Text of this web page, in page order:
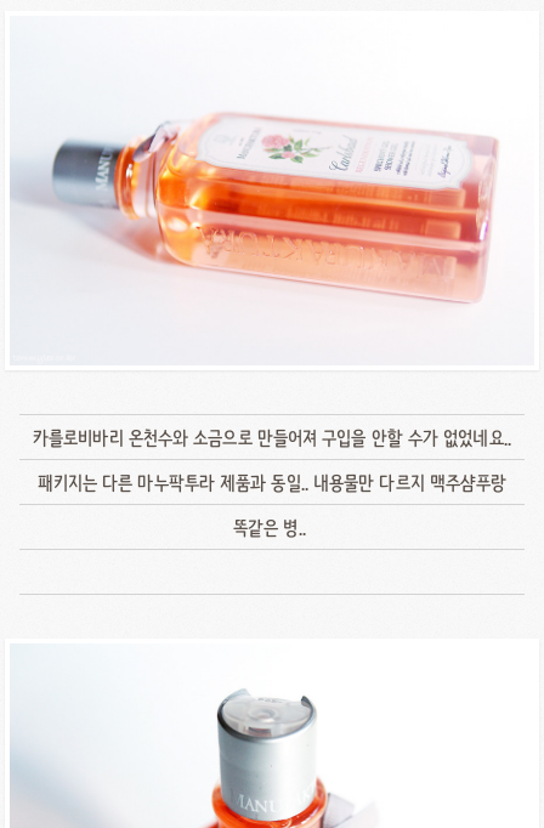
카를로비바리 온천수와 소금으로 만들어져 구입을 안할 수가 없었네요..
패키지는 다른 마누팍투라 제품과 동일.. 내용물만 다르지 맥주샴푸랑
똑같은 병..